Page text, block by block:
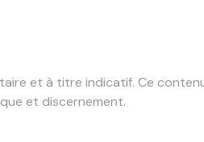
et à titre indicatif. Ce
et discernement.